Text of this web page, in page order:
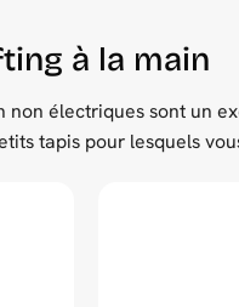
à la main
non électriques sont un
tapis pour lesquels